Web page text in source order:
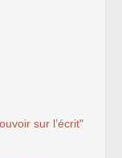
sur l’écrit"